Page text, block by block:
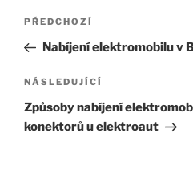
Navigace
příspěvek
Předchozí
příspěvek
PŘEDCHOZÍ
Nabíjení elektromobilu v
Následující
příspěvek
NÁSLEDUJÍCÍ
Způsoby nabíjení
konektorů u elektroaut